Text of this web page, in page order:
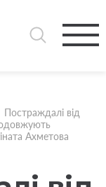
Постраждалі від
Ахметова